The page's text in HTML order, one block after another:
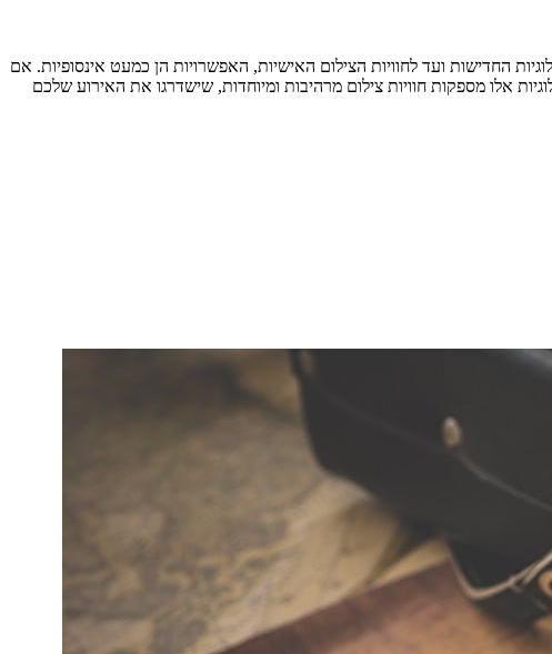
החדישות ועד לחוויות הצילום האישיות, האפשרויות הן כמעט אינסופיות. אם
אלו מספקות חוויות צילום מרהיבות ומיוחדות, שישדרגו את האירוע שלכם